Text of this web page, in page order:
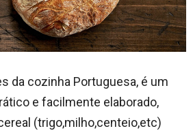
da cozinha Portuguesa, é um
e facilmente elaborado,
(trigo,milho,centeio,etc)